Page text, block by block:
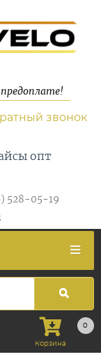
предоплате!
звонок
опт
528-05-19
0
Корзина